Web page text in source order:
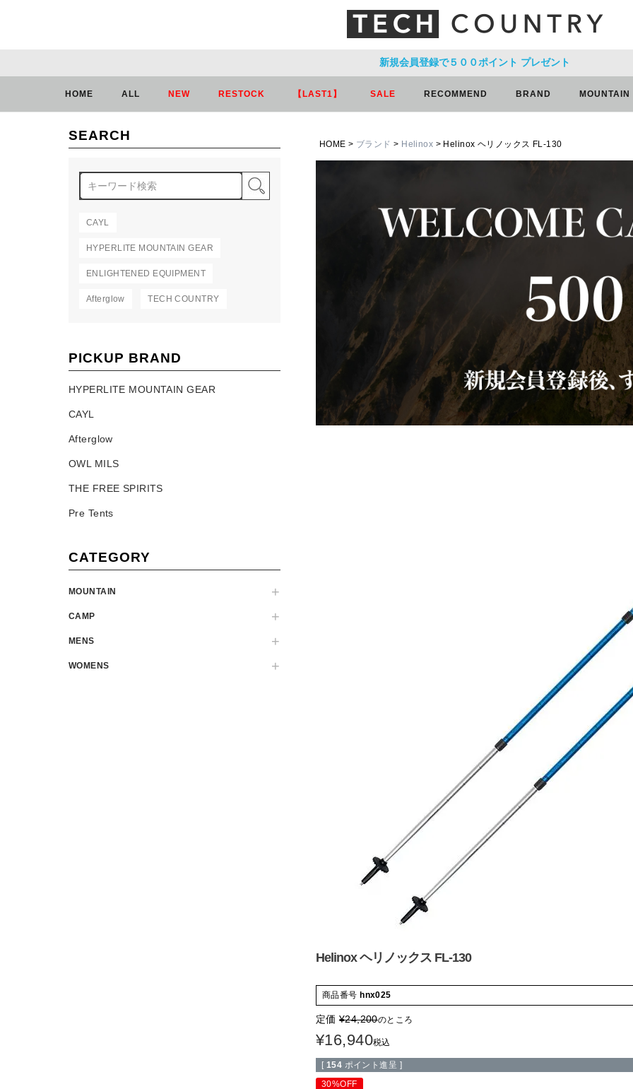
新規会員登録で５００ポイント プレゼント
HOME ALL NEW RESTOCK 【LAST1】 SALE RECOMMEND BRAND MOUNTAIN
SEARCH
CAYL
HYPERLITE MOUNTAIN GEAR
ENLIGHTENED EQUIPMENT
Afterglow TECH COUNTRY
PICKUP BRAND
HYPERLITE MOUNTAIN GEAR
CAYL
Afterglow
OWL MILS
THE FREE SPIRITS
Pre Tents
CATEGORY
MOUNTAIN
CAMP
MENS
WOMENS
HOME ブランド Helinox Helinox ヘリノックス FL-130
Helinox ヘリノックス FL-130
商品番号 hnx025
定価 ¥24,200のところ
¥16,940税込
[ 154 ポイント進呈 ]
30%OFF